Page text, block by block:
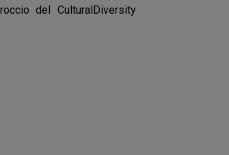
del CulturalDiversity